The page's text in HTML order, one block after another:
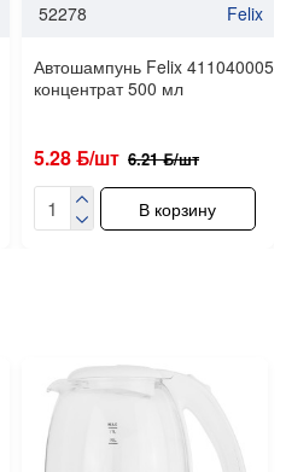
52278 Felix
Автошампунь Felix 411040005
концентрат 500 мл
5.28 ƃ/шт 6.21 ƃ/шт
В корзину